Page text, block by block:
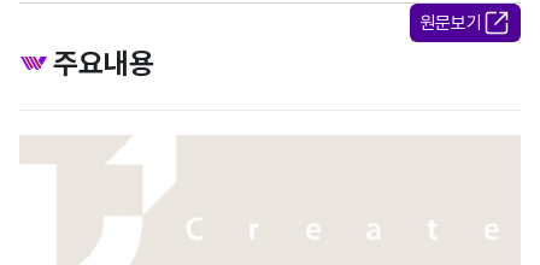
원문보기
주요내용